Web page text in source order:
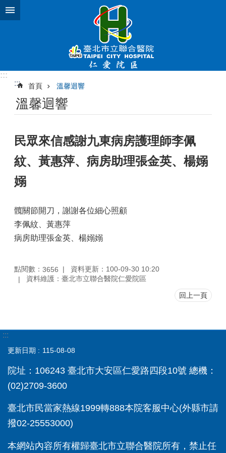
跳到主要內容區塊
:::
:::
首頁 溫馨迴響
溫馨迴響
民眾來信感謝九東病房護理師李佩
紋、黃惠萍、病房助理張金英、楊嫋
嫋
髖關節開刀，謝謝各位細心照顧
李佩紋、黃惠萍
病房助理張金英、楊嫋嫋
點閱數： 3656
資料更新：100-09-30 10:20
資料維護：臺北市立聯合醫院仁愛院區
回上一頁
:::
更新日期 115-08-08
院址：106243 臺北市大安區仁愛路四段10號 總機：
(02)2709-3600
臺北市民當家熱線1999轉888本院客服中心(外縣市請
撥02-25553000)
本網站內容所有權歸臺北市立聯合醫院所有，禁止任